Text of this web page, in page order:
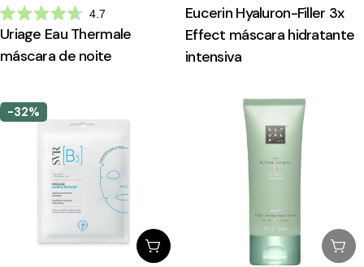
Avaliado
com
4.7
de
4.7
Uriage Eau Thermale
máscara de noite
Eucerin Hyaluron-Filler 3x
Effect máscara hidratante
intensiva
-32%
Adicionar Ao Carrinho